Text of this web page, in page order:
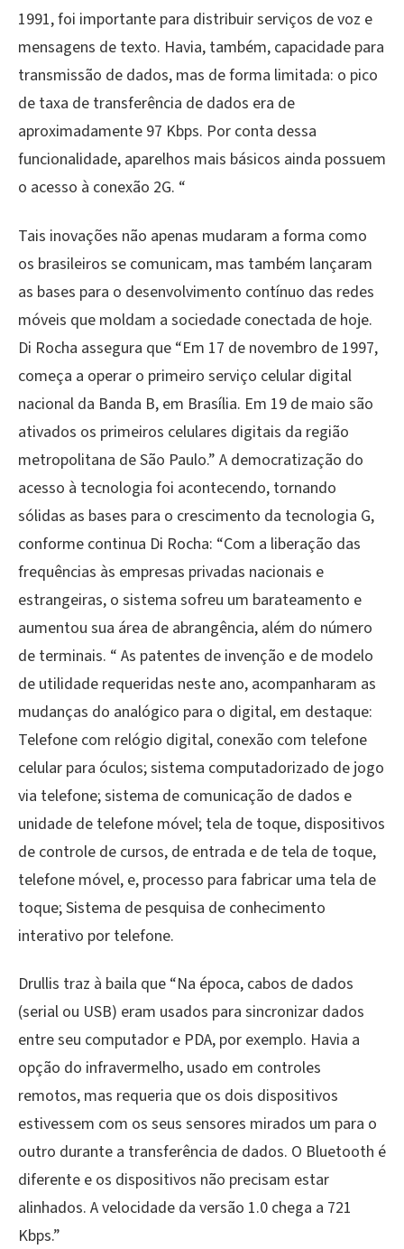
1991, foi importante para distribuir serviços de voz e
mensagens de texto. Havia, também, capacidade para
transmissão de dados, mas de forma limitada: o pico
de taxa de transferência de dados era de
aproximadamente 97 Kbps. Por conta dessa
funcionalidade, aparelhos mais básicos ainda possuem
o acesso à conexão 2G. “
Tais inovações não apenas mudaram a forma como
os brasileiros se comunicam, mas também lançaram
as bases para o desenvolvimento contínuo das redes
móveis que moldam a sociedade conectada de hoje.
Di Rocha assegura que “Em 17 de novembro de 1997,
começa a operar o primeiro serviço celular digital
nacional da Banda B, em Brasília. Em 19 de maio são
ativados os primeiros celulares digitais da região
metropolitana de São Paulo.” A democratização do
acesso à tecnologia foi acontecendo, tornando
sólidas as bases para o crescimento da tecnologia G,
conforme continua Di Rocha: “Com a liberação das
frequências às empresas privadas nacionais e
estrangeiras, o sistema sofreu um barateamento e
aumentou sua área de abrangência, além do número
de terminais. “ As patentes de invenção e de modelo
de utilidade requeridas neste ano, acompanharam as
mudanças do analógico para o digital, em destaque:
Telefone com relógio digital, conexão com telefone
celular para óculos; sistema computadorizado de jogo
via telefone; sistema de comunicação de dados e
unidade de telefone móvel; tela de toque, dispositivos
de controle de cursos, de entrada e de tela de toque,
telefone móvel, e, processo para fabricar uma tela de
toque; Sistema de pesquisa de conhecimento
interativo por telefone.
Drullis traz à baila que “Na época, cabos de dados
(serial ou USB) eram usados para sincronizar dados
entre seu computador e PDA, por exemplo. Havia a
opção do infravermelho, usado em controles
remotos, mas requeria que os dois dispositivos
estivessem com os seus sensores mirados um para o
outro durante a transferência de dados. O Bluetooth é
diferente e os dispositivos não precisam estar
alinhados. A velocidade da versão 1.0 chega a 721
Kbps.”